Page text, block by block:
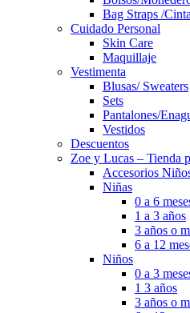
Bag Straps /
Cuidado Personal
Skin Care
Maquillaje
Vestimenta
Blusas/ Sweaters
Sets
Pantalones/
Vestidos
Descuentos
Zoe y Lucas – Tienda
Accesorios
Niñas
0 a 6
1 a 3 años
3 años o
6 a 12
Niños
0 a 3
1 3 años
3 años o